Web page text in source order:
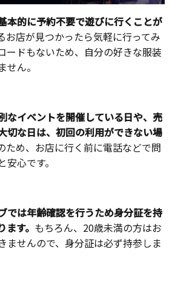
本的に予約不要で遊びに行くことが
お店が見つかったら気軽に行ってみ
ードもないため、自分の好きな服装
ん。
なイベントを開催している日や、売
切な日は、初回の利用ができない場
ため、お店に行く前に電話などで問
心です。
では年齢確認を行うため身分証を持
す。 もちろん、20歳未満の方はお
ませんので、身分証は必ず持参しま